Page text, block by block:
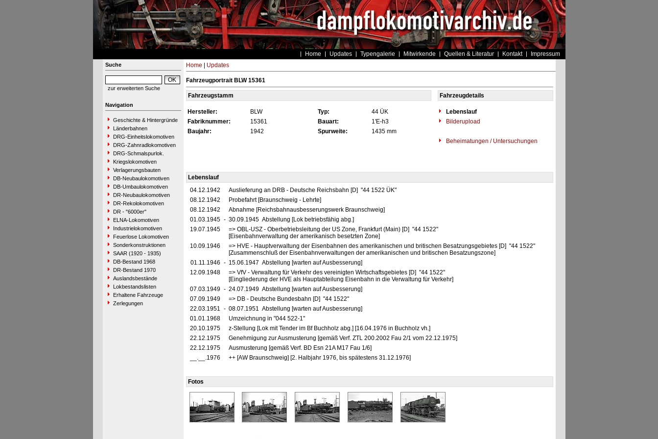
Home Updates Typengalerie Mitwirkende Quellen & Literatur Kontakt Impressum
Suche
zur erweiterten Suche
Navigation
Geschichte & Hintergründe
Länderbahnen
DRG-Einheitslokomotiven
DRG-Zahnradlokomotiven
DRG-Schmalspurlok.
Kriegslokomotiven
Verlagerungsbauten
DB-Neubaulokomotiven
DB-Umbaulokomotiven
DR-Neubaulokomotiven
DR-Rekolokomotiven
DR - "6000er"
ELNA-Lokomotiven
Industrielokomotiven
Feuerlose Lokomotiven
Sonderkonstruktionen
SAAR (1920 - 1935)
DB-Bestand 1968
DR-Bestand 1970
Auslandsbestände
Lokbestandslisten
Erhaltene Fahrzeuge
Zerlegungen
Home Updates
Fahrzeugportrait BLW 15361
Fahrzeugstamm Fahrzeugdetails
Hersteller: BLW Typ: 44 ÜK
Lebenslauf
Fabriknummer:
15361 Bauart: 1'E-h3
Bilderupload
Baujahr:
1942 Spurweite:
1435 mm
Beheimatungen / Untersuchungen
Lebenslauf
04.12.1942
Auslieferung an DRB - Deutsche Reichsbahn [D] "44 1522 ÜK"
08.12.1942
Probefahrt [Braunschweig - Lehrte]
08.12.1942
Abnahme [Reichsbahnausbesserungswerk Braunschweig]
01.03.1945 - 30.09.1945 Abstellung [Lok betriebsfähig abg.]
19.07.1945
=> OBL-USZ - Oberbetriebsleitung der US Zone, Frankfurt (Main) [D] "44 1522"
[Eisenbahnverwaltung der amerikanisch besetzten Zone]
10.09.1946
=> HVE - Hauptverwaltung der Eisenbahnen des amerikanischen und britischen Besatzungsgebietes [D] "44 1522"
[Zusammenschluß der Eisenbahnverwaltungen der amerikanischen und britischen Besatzungszone]
01.11.1946 - 15.06.1947 Abstellung [warten auf Ausbesserung]
12.09.1948
=> VfV - Verwaltung für Verkehr des vereinigten Wirtschaftsgebietes [D] "44 1522"
[Eingliederung der HVE als Hauptabteilung Eisenbahn in die Verwaltung für Verkehr]
07.03.1949 - 24.07.1949 Abstellung [warten auf Ausbesserung]
07.09.1949
=> DB - Deutsche Bundesbahn [D] "44 1522"
22.03.1951 - 08.07.1951 Abstellung [warten auf Ausbesserung]
01.01.1968
Umzeichnung in "044 522-1"
20.10.1975
z-Stellung [Lok mit Tender im Bf Buchholz abg.] [16.04.1976 in Buchholz vh.]
22.12.1975
Genehmigung zur Ausmusterung [gemäß Verf. ZTL 200.2002 Fau 2/1 vom 22.12.1975]
22.12.1975
Ausmusterung [gemäß Verf. BD Esn 21A M17 Fau 1/6]
__.__.1976
++ [AW Braunschweig] [2. Halbjahr 1976, bis spätestens 31.12.1976]
Fotos